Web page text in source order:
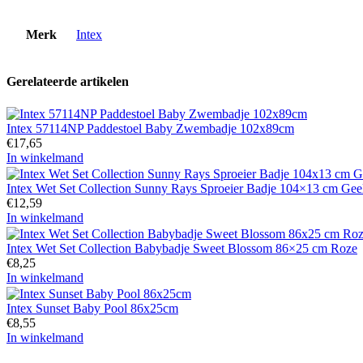
Merk Intex
Gerelateerde artikelen
Intex 57114NP Paddestoel Baby Zwembadje 102x89cm
€17,65
In winkelmand
Intex Wet Set Collection Sunny Rays Sproeier Badje 104×13 cm
€12,59
In winkelmand
Intex Wet Set Collection Babybadje Sweet Blossom 86×25 cm Roze
€8,25
In winkelmand
Intex Sunset Baby Pool 86x25cm
€8,55
In winkelmand